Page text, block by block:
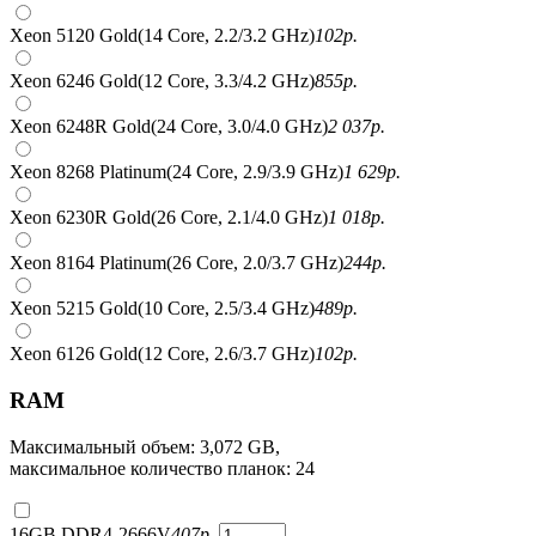
Xeon 5120 Gold(14 Core, 2.2/3.2 GHz)102р.
Xeon 6246 Gold(12 Core, 3.3/4.2 GHz)855р.
Xeon 6248R Gold(24 Core, 3.0/4.0 GHz)2 037р.
Xeon 8268 Platinum(24 Core, 2.9/3.9 GHz)1 629р.
Xeon 6230R Gold(26 Core, 2.1/4.0 GHz)1 018р.
Xeon 8164 Platinum(26 Core, 2.0/3.7 GHz)244р.
Xeon 5215 Gold(10 Core, 2.5/3.4 GHz)489р.
Xeon 6126 Gold(12 Core, 2.6/3.7 GHz)102р.
RAM
Максимальный объем: 3,072 GB,
максимальное количество планок: 24